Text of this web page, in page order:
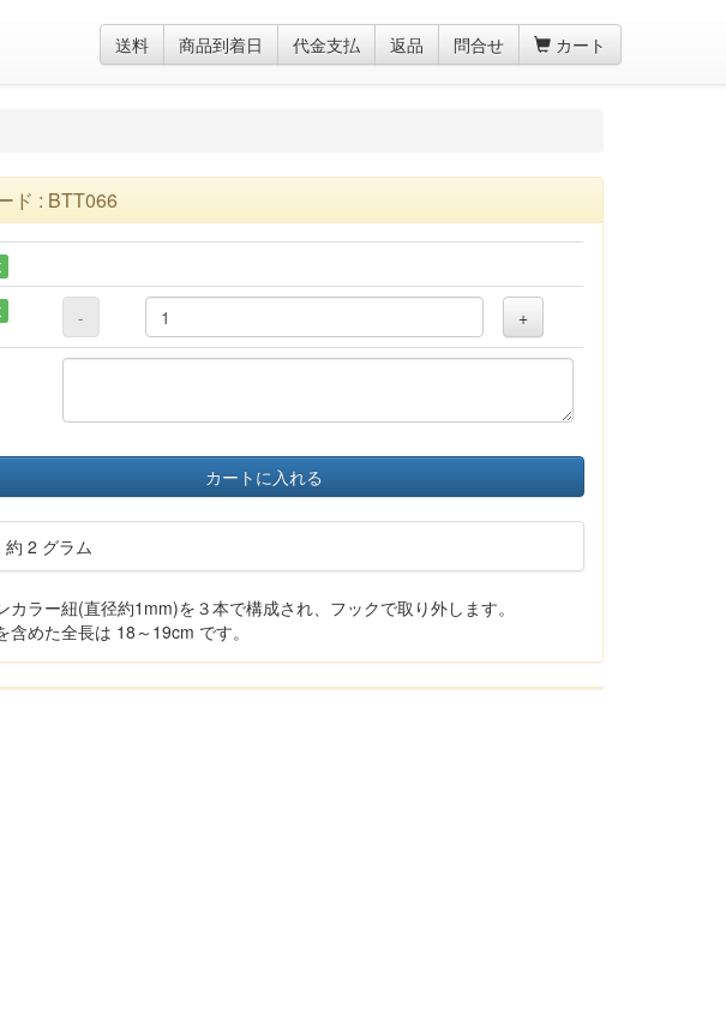
送料 商品到着日 代金支払 返品 問合せ カート
ド : BTT066
- +
カートに入れる
約 2 グラム
カラー紐(直径約1mm)を３本で構成され、フックで取り外します。
含めた全長は 18～19cm です。